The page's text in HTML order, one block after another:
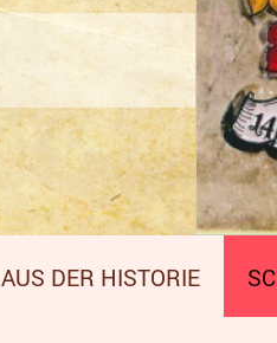
AUS DER HISTORIE